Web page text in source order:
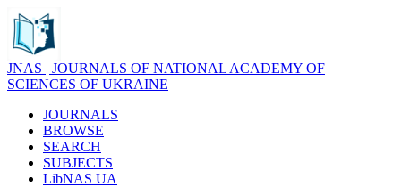
JNAS | JOURNALS OF NATIONAL ACADEMY OF
SCIENCES OF UKRAINE
JOURNALS
BROWSE
SEARCH
SUBJECTS
LibNAS UA